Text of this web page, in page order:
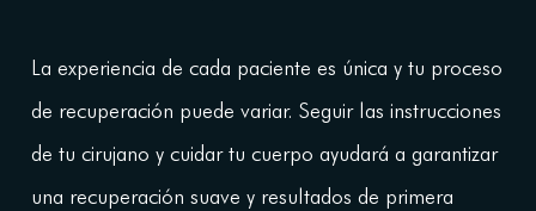
La experiencia de cada paciente es única y tu proceso
de recuperación puede variar. Seguir las instrucciones
de tu cirujano y cuidar tu cuerpo ayudará a garantizar
una recuperación suave y resultados de primera